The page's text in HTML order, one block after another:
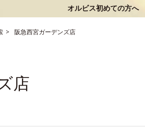
オルビス初めての方へ
阪急西宮ガーデンズ店
店